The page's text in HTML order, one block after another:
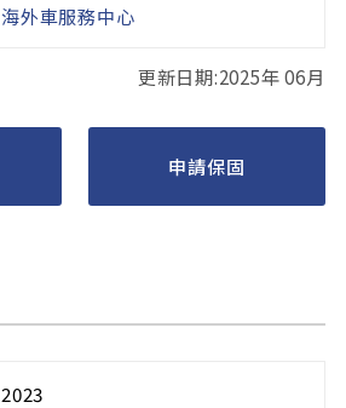
海外車服務中心
更新日期:2025年 06月
申請保固
2023